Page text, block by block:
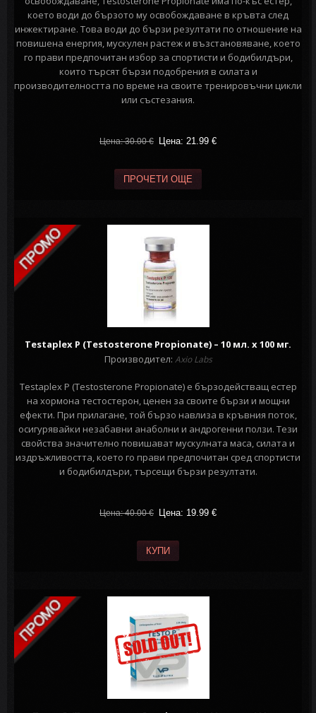
което води до бързото му освобождаване в кръвта след
инжектиране. Това води до бързи резултати по отношение на
повишена енергия, мускулен растеж и възстановяване, което
го прави предпочитан избор за спортисти и бодибилдъри,
които търсят бързи подобрения в силата и
производителността по време на своите тренировъчни цикли
или състезания.
Цена: 30.00€ Цена: 21.99 €
ПРОЧЕТИ ОЩЕ
Testaplex P (Testosterone Propionate) – 10 мл. х 100 мг.
Производител: Axio Labs
Testaplex P (Testosterone Propionate) е бързодействащ естер
на хормона тестостерон, ценен за своите бързи и мощни
ефекти. При прилагане, той бързо навлиза в кръвния поток,
осигурявайки незабавни анаболни и андрогенни ползи. Тези
свойства значително повишават мускулната маса, силата и
издръжливостта, което го прави предпочитан сред спортисти
и бодибилдъри, търсещи бързи резултати.
Цена: 40.00€ Цена: 19.99 €
КУПИ